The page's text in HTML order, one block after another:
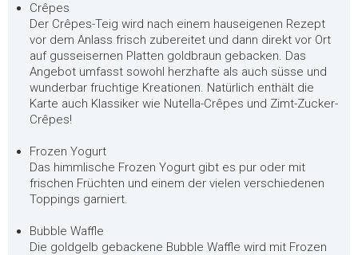
Crêpes
Der Crêpes-Teig wird nach einem hauseigenen Rezept
vor dem Anlass frisch zubereitet und dann direkt vor Ort
auf gusseisernen Platten goldbraun gebacken. Das
Angebot umfasst sowohl herzhafte als auch süsse und
wunderbar fruchtige Kreationen. Natürlich enthält die
Karte auch Klassiker wie Nutella-Crêpes und Zimt-Zucker-
Crêpes!
Frozen Yogurt
Das himmlische Frozen Yogurt gibt es pur oder mit
frischen Früchten und einem der vielen verschiedenen
Toppings garniert.
Bubble Waffle
Die goldgelb gebackene Bubble Waffle wird mit Frozen